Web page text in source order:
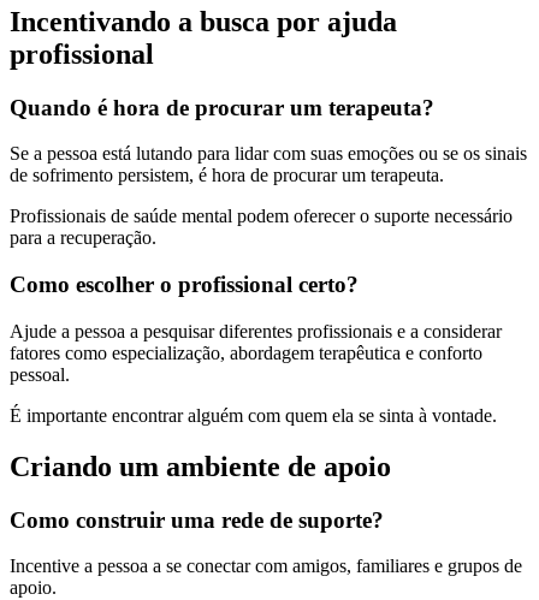
Incentivando a busca por ajuda
profissional
Quando é hora de procurar um terapeuta?
Se a pessoa está lutando para lidar com suas emoções ou se os sinais
de sofrimento persistem, é hora de procurar um terapeuta.
Profissionais de saúde mental podem oferecer o suporte necessário
para a recuperação.
Como escolher o profissional certo?
Ajude a pessoa a pesquisar diferentes profissionais e a considerar
fatores como especialização, abordagem terapêutica e conforto
pessoal.
É importante encontrar alguém com quem ela se sinta à vontade.
Criando um ambiente de apoio
Como construir uma rede de suporte?
Incentive a pessoa a se conectar com amigos, familiares e grupos de
apoio.